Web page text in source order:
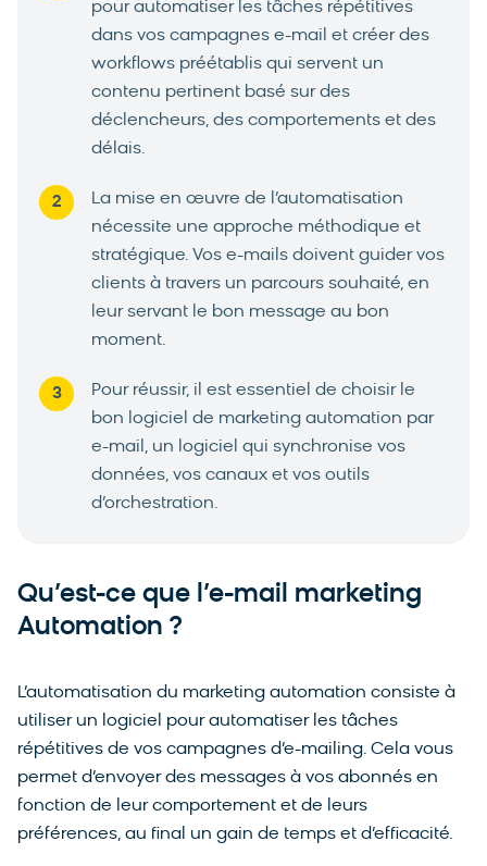
pour automatiser les tâches répétitives
dans vos campagnes e-mail et créer des
workflows préétablis qui servent un
contenu pertinent basé sur des
déclencheurs, des comportements et des
délais.
La mise en œuvre de l’automatisation
nécessite une approche méthodique et
stratégique. Vos e-mails doivent guider vos
clients à travers un parcours souhaité, en
leur servant le bon message au bon
moment.
Pour réussir, il est essentiel de choisir le
bon logiciel de marketing automation par
e-mail, un logiciel qui synchronise vos
données, vos canaux et vos outils
d’orchestration.
Qu’est-ce que l’e-mail marketing
Automation ?
L’automatisation du marketing automation consiste à
utiliser un logiciel pour automatiser les tâches
répétitives de vos campagnes d’e-mailing. Cela vous
permet d’envoyer des messages à vos abonnés en
fonction de leur comportement et de leurs
préférences, au final un gain de temps et d’efficacité.